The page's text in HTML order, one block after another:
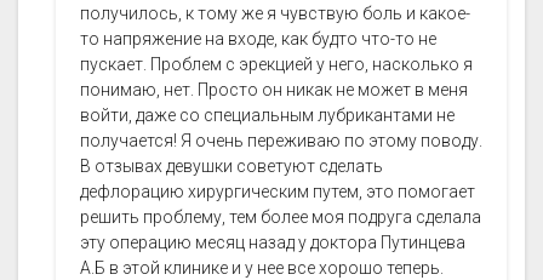
получилось, к тому же я чувствую боль и какое-
то напряжение на входе, как будто что-то не
пускает. Проблем с эрекцией у него, насколько я
понимаю, нет. Просто он никак не может в меня
войти, даже со специальным лубрикантами не
получается! Я очень переживаю по этому поводу.
В отзывах девушки советуют сделать
дефлорацию хирургическим путем, это помогает
решить проблему, тем более моя подруга сделала
эту операцию месяц назад у доктора Путинцева
А.Б в этой клинике и у нее все хорошо теперь.